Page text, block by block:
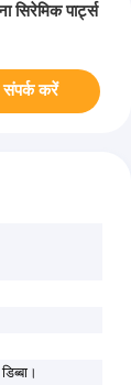
सिरेमिक पार्ट्स
करें